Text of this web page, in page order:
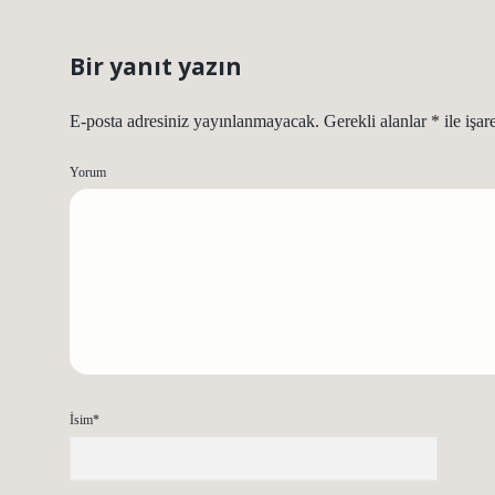
Bir yanıt yazın
E-posta adresiniz yayınlanmayacak. Gerekli alanlar * ile
Yorum
İsim*